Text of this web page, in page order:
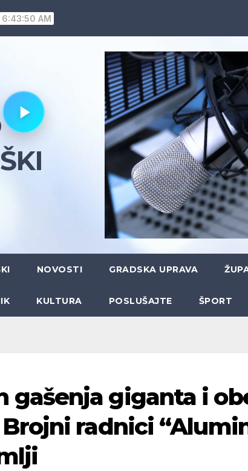
6:43:51 AM
NOVOSTI GRADSKA UPRAVA
KULTURA POSLUŠAJTE ŠPORT
gašenja giganta i
Brojni radnici